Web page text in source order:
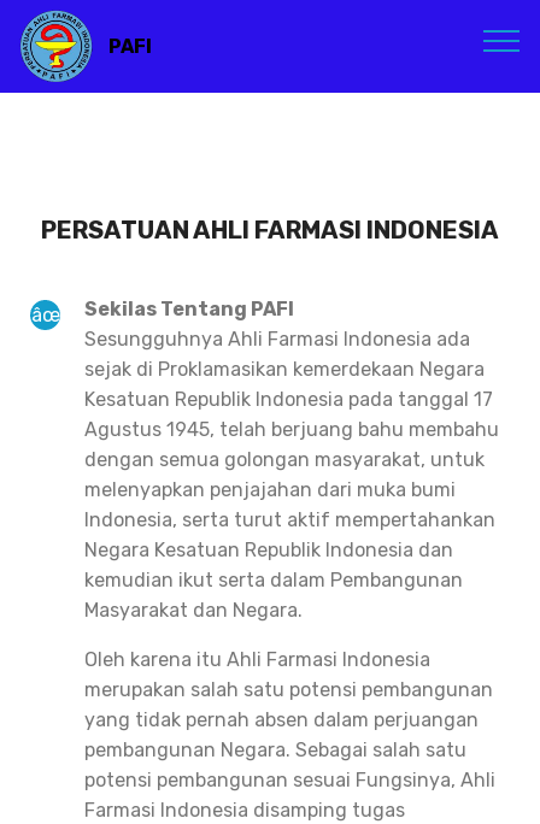
PAFI
PERSATUAN AHLI FARMASI INDONESIA
Sekilas Tentang PAFI
Sesungguhnya Ahli Farmasi Indonesia ada
sejak di Proklamasikan kemerdekaan Negara
Kesatuan Republik Indonesia pada tanggal 17
Agustus 1945, telah berjuang bahu membahu
dengan semua golongan masyarakat, untuk
melenyapkan penjajahan dari muka bumi
Indonesia, serta turut aktif mempertahankan
Negara Kesatuan Republik Indonesia dan
kemudian ikut serta dalam Pembangunan
Masyarakat dan Negara.
Oleh karena itu Ahli Farmasi Indonesia
merupakan salah satu potensi pembangunan
yang tidak pernah absen dalam perjuangan
pembangunan Negara. Sebagai salah satu
potensi pembangunan sesuai Fungsinya, Ahli
Farmasi Indonesia disamping tugas